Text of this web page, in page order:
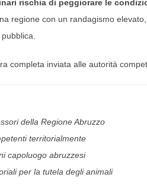
rischia di peggiorare le
regione con un randagismo
completa inviata alle autorità
della Regione Abruzzo
territorialmente
capoluogo abruzzesi
per la tutela degli animali